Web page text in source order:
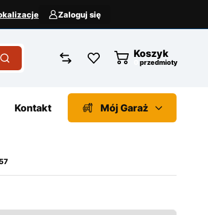
Zaloguj się
Koszyk
przedmioty
Kontakt Mój Garaż